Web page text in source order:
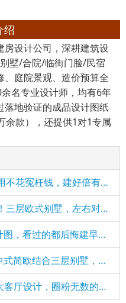
绍
房设计公司，深耕建筑设
墅/合院/临街门脸/民宿
庭院景观、造价预算全
名专业设计师，均有6年
落地验证的成品设计图纸
余款），还提供1对1专属
三层平顶现代别墅设计图，实用不花冤枉钱，建好倍有面子
建一栋就成了村里的门面担当！三层欧式别墅，左右对称太气派
11x13米两层半现代风别墅设计图，​​看过的都后悔建早了！
农村建房的“面子天花板”！新中式简欧结合三层别墅，进门就被
10×12米三层别墅户型，挑空大客厅设计，圈粉无数的爆款方案